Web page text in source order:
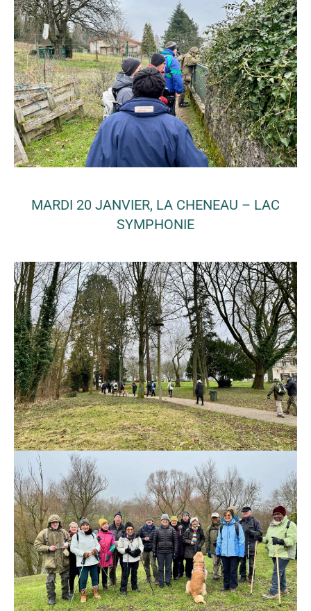
MARDI 20 JANVIER, LA CHENEAU – LAC
SYMPHONIE